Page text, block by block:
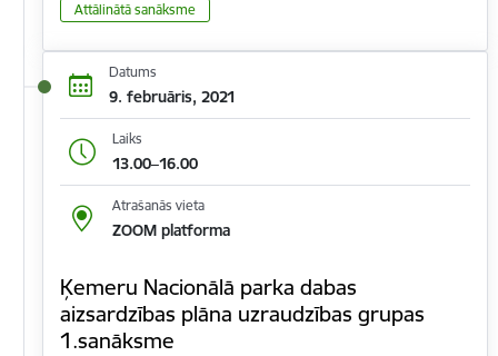
Attālinātā sanāksme
Datums
9. februāris, 2021
Laiks
13.00–16.00
Atrašanās vieta
ZOOM platforma
Ķemeru Nacionālā parka dabas
aizsardzības plāna uzraudzības grupas
1.sanāksme